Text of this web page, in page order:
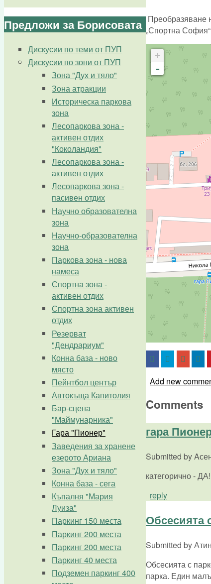
Преобразяване
„Спортна
+
-
Add new
Comments
гара
Submitted by
категорично -
reply
Обсесията
Submitted by
Обсесията с
парка. Един
Предложи за Борисовата
Дискусии по теми от ПУП
Дискусии по зони от ПУП
Зона "Дух и тяло"
Зона атракции
Историческа паркова
зона
Лесопаркова зона -
активен отдих
"Коколандия"
Лесопаркова зона -
активен отдих
Лесопаркова зона -
пасивен отдих
Научно образователна
зона
Научно-образователна
зона
Паркова зона - нова
намеса
Спортна зона -
активен отдих
Спортна зона активен
отдих
Резерват
"Дендрариум"
Конна база - ново
място
Пейнтбол център
Автокъща Капитолия
Бар-сцена
"Маймунарника"
Гара "Пионер"
Заведения за хранене
езерото Ариана
Зона "Дух и тяло"
Конна база - сега
Къпалня "Мария
Луиза"
Паркинг 150 места
Паркинг 200 места
Паркинг 200 места
Паркинг 40 места
Подземен паркинг 400